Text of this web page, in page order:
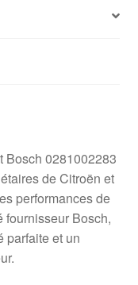
Bosch 0281002283
de Citroën et
performances de
fournisseur Bosch,
parfaite et un